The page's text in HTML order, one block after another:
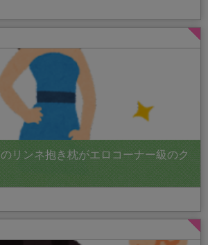
リンネ抱き枕がエロコーナー級のク